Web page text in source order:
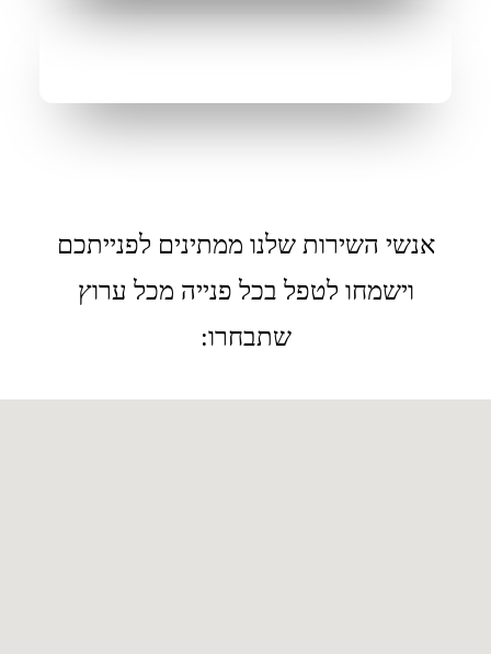
אנשי השירות שלנו ממתינים לפנייתכם
וישמחו לטפל בכל פנייה מכל ערוץ
שתבחרו: